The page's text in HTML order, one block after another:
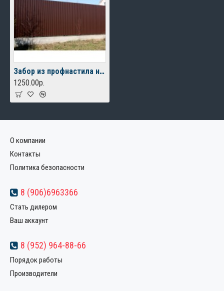
Забор из профнастила на ленточном фундаменте коричневый
1250.00р.
О компании
Контакты
Политика безопасности
8 (906)6963366
Стать дилером
Ваш аккаунт
8 (952) 964-88-66
Порядок работы
Производители